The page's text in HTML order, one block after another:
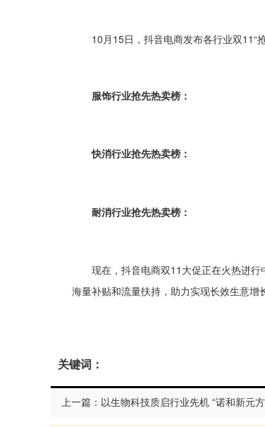
10月15日，抖音电商发布各行业双11“
服饰行业抢先热卖榜：
快消行业抢先热卖榜：
耐消行业抢先热卖榜：
现在，抖音电商双11大促正在火热进
海量补贴和流量扶持，助力实现长效生意增
关键词：